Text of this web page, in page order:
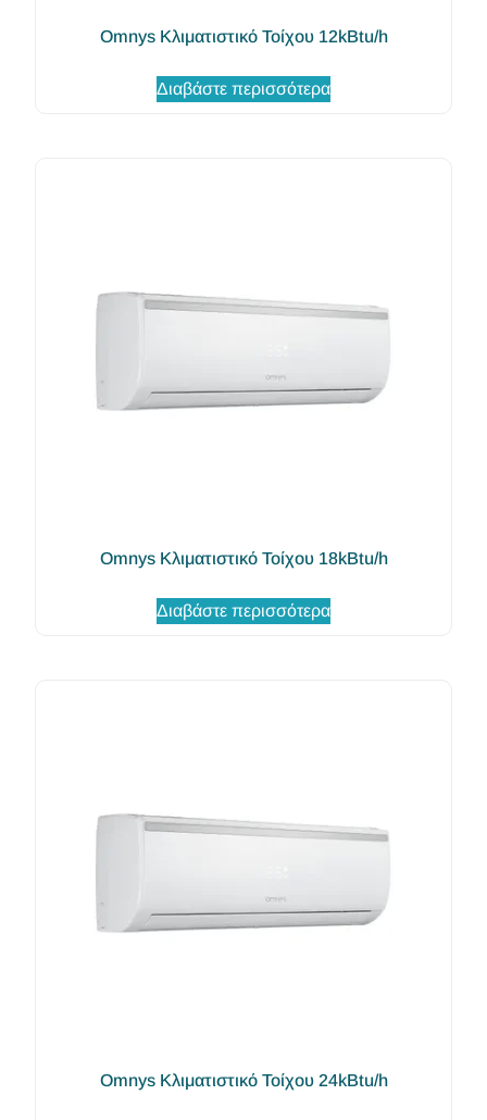
Omnys Κλιματιστικό Τοίχου 12kBtu/h
Διαβάστε περισσότερα
Omnys Κλιματιστικό Τοίχου 18kBtu/h
Διαβάστε περισσότερα
Omnys Κλιματιστικό Τοίχου 24kBtu/h